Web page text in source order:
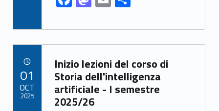
ac
e
b
o
o
k
as
to
d
o
n
m
ai
l
o
n
di
vi
di
Link identifier archive #link-archive-41800
Inizio lezioni del corso di
Storia dell'intelligenza
artificiale - I semestre
2025/26
01
OCT
2025